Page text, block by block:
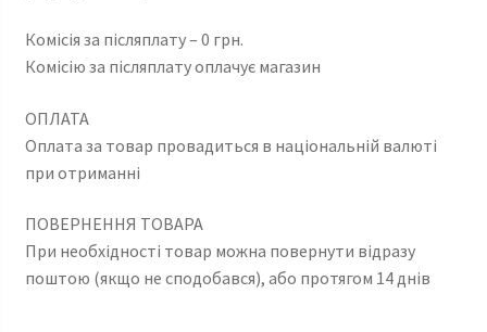
Комісія за післяплату – 0 грн.
Комісію за післяплату оплачує магазин
ОПЛАТА
Оплата за товар провадиться в національній валюті
при отриманні
ПОВЕРНЕННЯ ТОВАРА
При необхідності товар можна повернути відразу
поштою (якщо не сподобався), або протягом 14 днів